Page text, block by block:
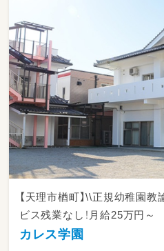
【天理市楢町】\\正規幼稚園
ビス残業なし！月給25万円～
カレス学園